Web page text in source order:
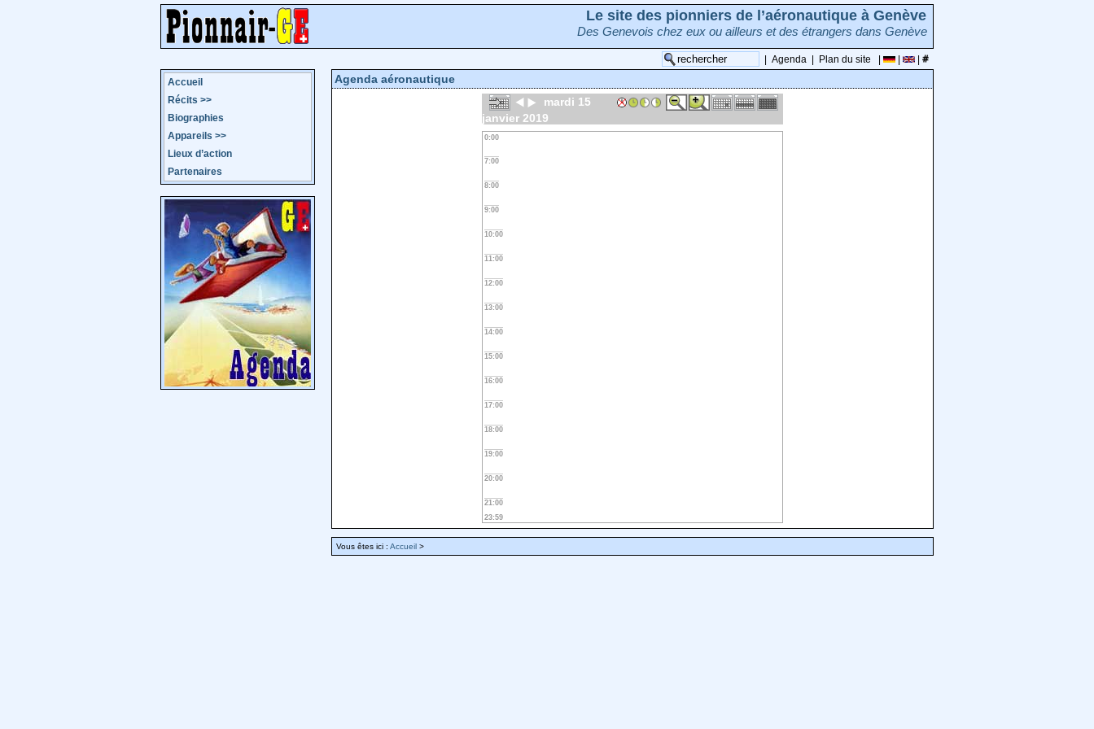
Le site des pionniers de l’aéronautique à Genève
Des Genevois chez eux ou ailleurs et des étrangers dans Genève
Agenda Plan du site
Accueil
Récits >>
Biographies
Appareils >>
Lieux d’action
Partenaires
Agenda aéronautique
mardi 15
janvier 2019
0:00
7:00
8:00
9:00
10:00
11:00
12:00
13:00
14:00
15:00
16:00
17:00
18:00
19:00
20:00
21:00
23:59
Vous êtes ici : Accueil >